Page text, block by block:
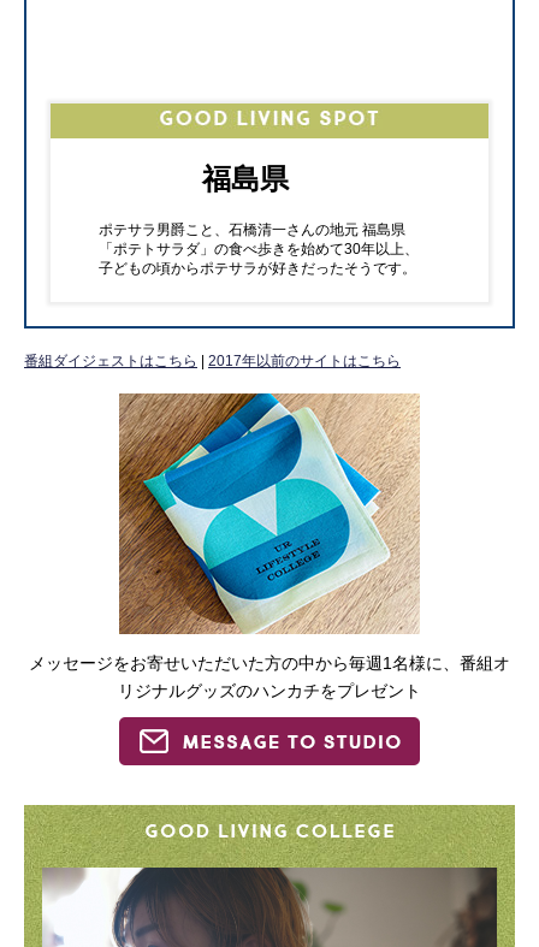
福島県
ポテサラ男爵こと、石橋清一さんの地元 福島県
「ポテトサラダ」の食べ歩きを始めて30年以上、
子どもの頃からポテサラが好きだったそうです。
番組ダイジェストはこちら | 2017年以前のサイトはこちら
メッセージをお寄せいただいた方の中から毎週1名様に、番組オ
リジナルグッズのハンカチをプレゼント